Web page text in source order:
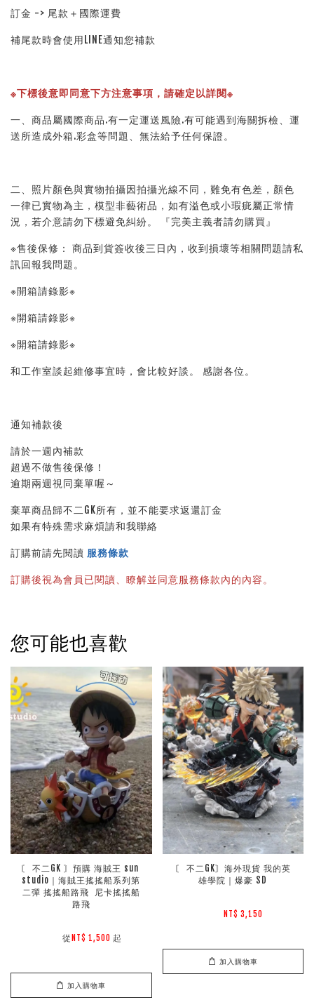
訂金 -> 尾款＋國際運費
補尾款時會使用LINE通知您補款
※下標後意即同意下方注意事項，請確定以詳閱※
一、商品屬國際商品.有一定運送風險.有可能遇到海關拆檢、運
送所造成外箱.彩盒等問題、無法給予任何保證。
二、照片顏色與實物拍攝因拍攝光線不同，難免有色差，顏色
一律已實物為主，模型非藝術品，如有溢色或小瑕疵屬正常情
況，若介意請勿下標避免糾紛。 『完美主義者請勿購買』
※售後保修： 商品到貨簽收後三日內，收到損壞等相關問題請私
訊回報我問題。
※開箱請錄影※
※開箱請錄影※
※開箱請錄影※
和工作室談起維修事宜時，會比較好談。 感謝各位。
通知補款後
請於一週內補款
超過不做售後保修！
逾期兩週視同棄單喔～
棄單商品歸不二GK所有，並不能要求返還訂金
如果有特殊需求麻煩請和我聯絡
訂購前請先閱讀 服務條款
訂購後視為會員已閱讀、瞭解並同意服務條款內的內容。
您可能也喜歡
〘 不二GK 〙預購 海賊王 sun
studio｜海賊王搖搖船系列第
二彈 搖搖船路飛  尼卡搖搖船
路飛
        從
NT$ 1,500 起
加入購物車
〘 不二GK〙海外現貨 我的英
雄學院｜爆豪 SD
NT$ 3,150
加入購物車